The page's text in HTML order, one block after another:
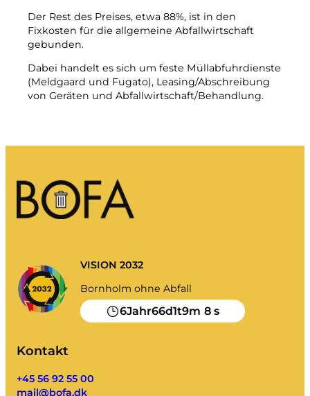
Selbstbedienung
Selbstbedienung
Mein Unrat
Der Rest des Preises, etwa 88%, ist in den
Fixkosten für die allgemeine Abfallwirtschaft
gebunden.
Dabei handelt es sich um feste Müllabfuhrdienste
(Meldgaard und Fugato), Leasing/Abschreibung
von Geräten und Abfallwirtschaft/Behandlung.
VISION 2032
Bornholm ohne Abfall
6Jahr66d1t9m 8 s
Kontakt
+45 56 92 55 00
mail@bofa.dk